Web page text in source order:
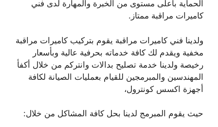
الحماية بأعلى مستوى من الخبرة والمهارة لدى فني
كاميرات مراقبة ممتاز.
ولدينا فني كاميرات مراقبة يقوم بتركيب كاميرات مراقبة
مخفية ويقدم لك كافة خدماته بحرفية عالية وبأسعار
رخيصة ولدينا خدمة تصليح بدالات وانتركم من خلال أكفأ
المهندسين والمبرمجين للقيام بعمليات الصيانة لكافة
أجهزة اكسس كونترول،
حيث يقوم المبرمج لدينا بحل كافة المشاكل من خلال: